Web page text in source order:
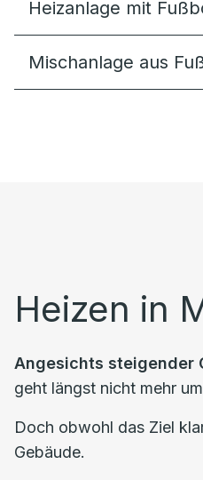
Heizanlage mit
Mischanlage aus
Heizen in
Angesichts steigender
geht längst nicht mehr
Doch obwohl das Ziel
Gebäude.